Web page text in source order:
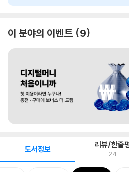
이 분야의 이벤트 9
도서정보 리뷰/한줄
24